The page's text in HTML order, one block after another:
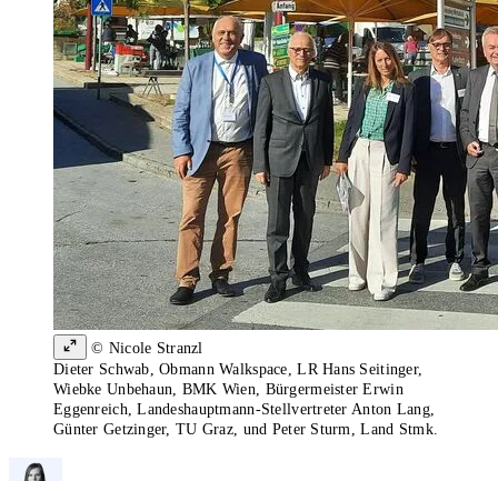
© Nicole Stranzl
Dieter Schwab, Obmann Walkspace, LR Hans Seitinger,
Wiebke Unbehaun, BMK Wien, Bürgermeister Erwin
Eggenreich, Landeshauptmann-Stellvertreter Anton Lang,
Günter Getzinger, TU Graz, und Peter Sturm, Land Stmk.